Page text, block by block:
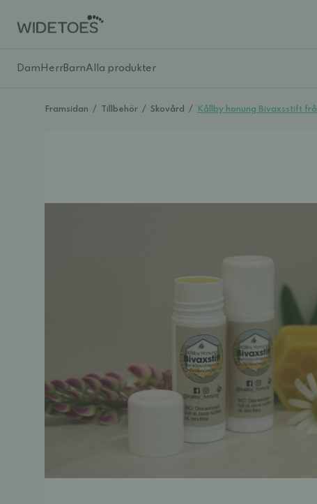
Dam HerrBarnAlla produkter
Framsidan / Tillbehör / Skovård / Kållby honung Bivaxsstift